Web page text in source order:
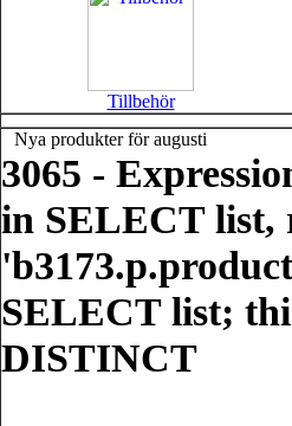
Tillbehör
Nya produkter för augusti
3065 -
in SELECT list,
SELECT list;
DISTINCT